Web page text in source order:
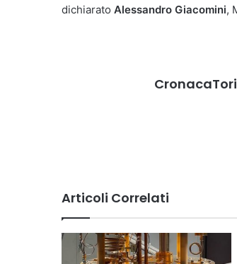
dichiarato Alessandro Giacomini,
Articoli Correlati